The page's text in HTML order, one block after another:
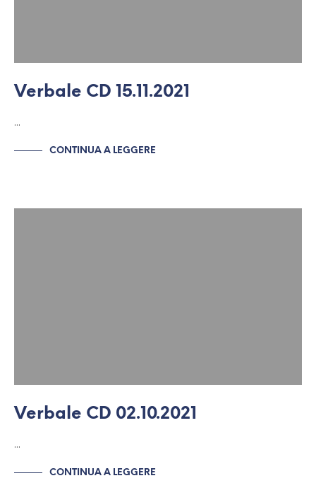
Verbale CD 15.11.2021
…
CONTINUA A LEGGERE
Verbale CD 02.10.2021
…
CONTINUA A LEGGERE